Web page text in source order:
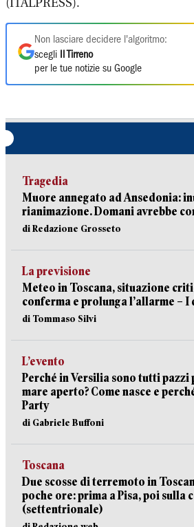
(ITALPRESS).
Non lasciare decidere l'algoritmo:
scegli
Il Tirreno
per le tue notizie su Google
Tragedia
Muore annegato ad Ansedonia:
rianimazione. Domani avrebbe
di Redazione Grosseto
La previsione
Meteo in Toscana, situazione
conferma e prolunga l’allarme –
di Tommaso Silvi
L’evento
Perché in Versilia sono tutti pazzi
mare aperto? Come nasce e
Party
di Gabriele Buffoni
Toscana
Due scosse di terremoto in
poche ore: prima a Pisa, poi sulla
(settentrionale)